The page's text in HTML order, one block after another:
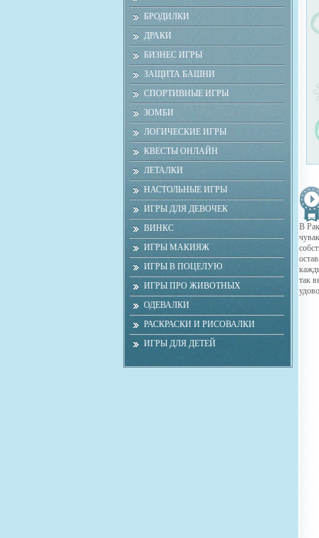
БРОДИЛКИ
ДРАКИ
БИЗНЕС ИГРЫ
ЗАЩИТА БАШНИ
СПОРТИВНЫЕ ИГРЫ
ЗОМБИ
ЛОГИЧЕСКИЕ ИГРЫ
КВЕСТЫ ОНЛАЙН
ЛЕТАЛКИ
НАСТОЛЬНЫЕ ИГРЫ
ИГРЫ ДЛЯ ДЕВОЧЕК
ВИНКС
ИГРЫ МАКИЯЖ
ИГРЫ В ПОЦЕЛУЮ
ИГРЫ ПРО ЖИВОТНЫХ
ОДЕВАЛКИ
РАСКРАСКИ И РИСОВАЛКИ
ИГРЫ ДЛЯ ДЕТЕЙ
В
так